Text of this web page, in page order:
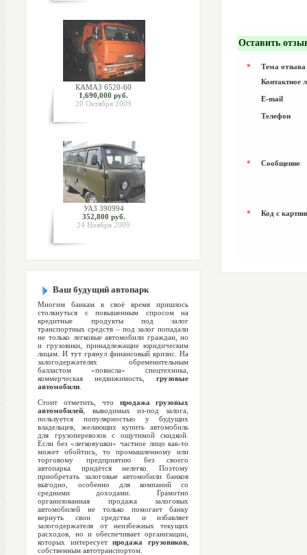
КАМАЗ 6520-60
1,690,000 руб.
20 Октября 2009
УАЗ 390994
352,800 руб.
24 Ноября 2009
Ваш будущий автопарк
Многим банкам в своё время пришлось
столкнуться с повышенным спросом на
кредитные продукты под залог
транспортных средств – под залог попадали
не только легковые автомобили граждан, но
и грузовики, принадлежащие юридическим
лицам. И тут грянул финансовый кризис. На
залогодержателях обременительным
балластом «повисла» спецтехника,
коммерческая недвижимость,грузовые
автомобили
Стоит отметить, что продажа грузовых
автомобилей , выводимых из-под залога,
пользуется популярностью у будущих
владельцев, желающих купить автомобиль
для грузоперевозок с ощутимой скидкой.
Если без «легковушки» частное лицо как-то
может обойтись, то промышленному или
торговому предприятию без своего
автопарка придётся нелегко. Поэтому
приобретать залоговые автомобили банков
выгодно, особенно для компаний со
средними доходами. Грамотно
организованная продажа залоговых
автомобилей не только помогает банку
вернуть свои средства и избавляет
залогодержателя от неизбежных текущих
расходов, но и обеспечивает организации,
которых интересуетпродажа грузовиков,
собственным автотранспортом.
Оставить
*
Тема отзыва
Контактное
E-mail
Телефон
* Сообщение
* Код с